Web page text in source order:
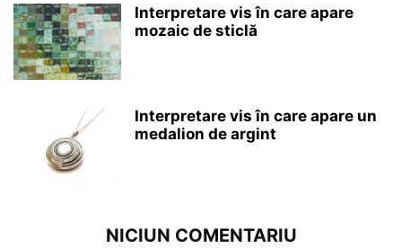
Interpretare vis în care apare
mozaic de sticlă
Interpretare vis în care apare un
medalion de argint
NICIUN COMENTARIU